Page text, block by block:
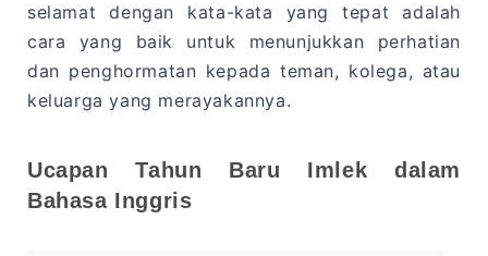
selamat dengan kata-kata yang tepat adalah
cara yang baik untuk menunjukkan perhatian
dan penghormatan kepada teman, kolega, atau
keluarga yang merayakannya.
Ucapan Tahun Baru Imlek dalam
Bahasa Inggris